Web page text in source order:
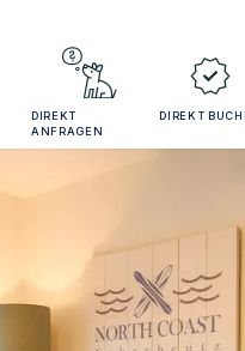
DIREKT
ANFRAGEN
DIREKT